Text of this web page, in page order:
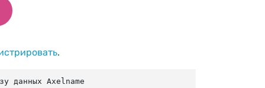
.
данных Axelname